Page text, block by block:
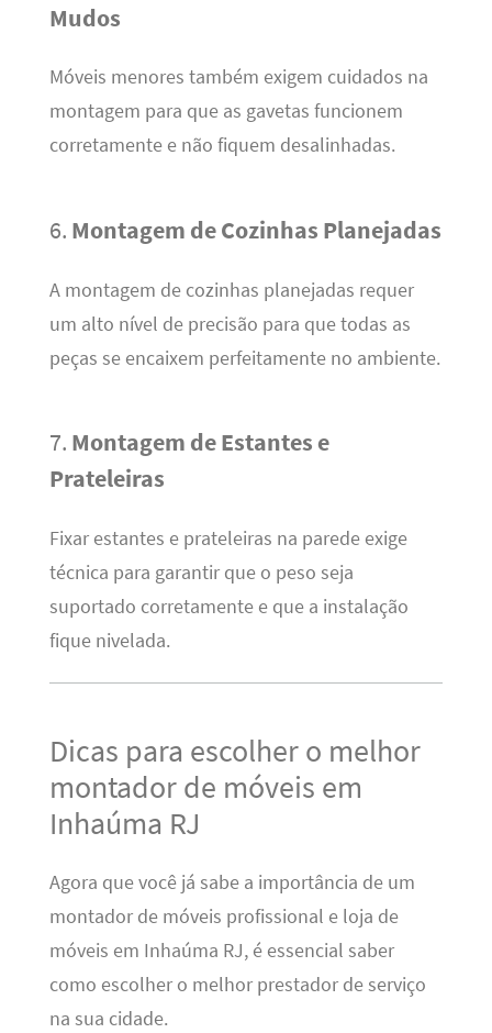
Mudos
Móveis menores também exigem cuidados na
montagem para que as gavetas funcionem
corretamente e não fiquem desalinhadas.
6. Montagem de Cozinhas Planejadas
A montagem de cozinhas planejadas requer
um alto nível de precisão para que todas as
peças se encaixem perfeitamente no ambiente.
7. Montagem de Estantes e
Prateleiras
Fixar estantes e prateleiras na parede exige
técnica para garantir que o peso seja
suportado corretamente e que a instalação
fique nivelada.
Dicas para escolher o melhor
montador de móveis em
Inhaúma RJ
Agora que você já sabe a importância de um
montador de móveis profissional e loja de
móveis em Inhaúma RJ, é essencial saber
como escolher o melhor prestador de serviço
na sua cidade.